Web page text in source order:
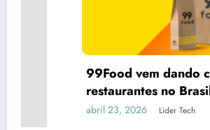
99Food vem dando calote em
restaurantes no Brasil
Lider Tech